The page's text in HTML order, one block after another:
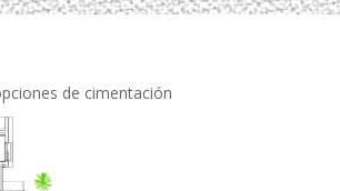
de cimentación